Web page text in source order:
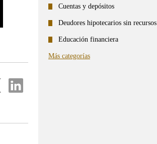
Compartir
en
Cuentas y depósitos
Deudores hipotecarios sin recursos
Educación financiera
Más categorías